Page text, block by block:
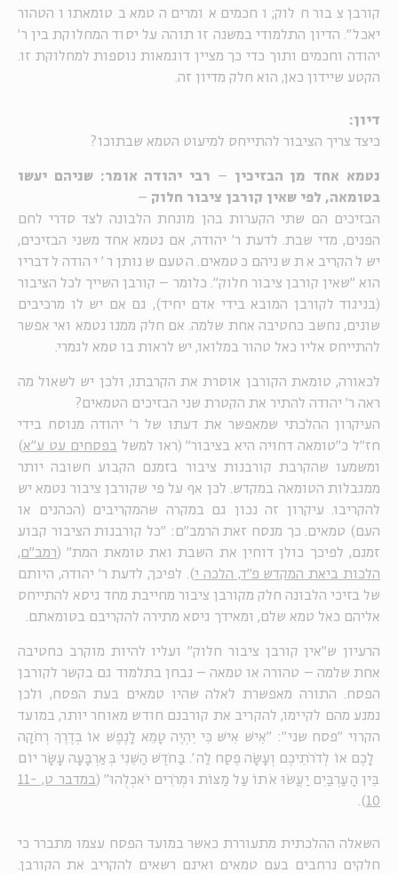
קורבן צבור חלוק; וחכמים אומרים הטמא בטומאתו והטהור
יאכל". הדיון התלמודי במשנה זו תוהה על יסוד המחלוקת בין ר'
יהודה וחכמים ותוך כדי כך מציין דוגמאות נוספות למחלוקת זו.
הקטע שיידון כאן, הוא חלק מדיון זה.
דיון:
כיצד צריך הציבור להתייחס למיעוט הטמא שבתוכו?
נטמא אחד מן הבזיכין – רבי יהודה אומר: שניהם יעשו
בטומאה, לפי שאין קורבן ציבור חלוק –
הבזיכים הם שתי הקערות בהן מונחת הלבונה לצד סדרי לחם
הפנים, מדי שבת. לדעת ר' יהודה, אם נטמא אחד משני הבזיכים,
יש להקריב את שניהם כטמאים. הטעם שנותן ר' יהודה לדבריו
הוא "שאין קורבן ציבור חלוק". כלומר – קורבן השייך לכל הציבור
(בניגוד לקורבן המובא בידי אדם יחיד), גם אם יש לו מרכיבים
שונים, נחשב כחטיבה אחת שלמה. אם חלק ממנו נטמא ואי אפשר
להתייחס אליו כאל טהור במלואו, יש לראות בו טמא לגמרי.
לכאורה, טומאת הקורבן אוסרת את הקרבתו, ולכן יש לשאול מה
ראה ר' יהודה להתיר את הקטרת שני הבזיכים הטמאים?
העיקרון ההלכתי שמאפשר את דעתו של ר' יהודה מנוסח בידי
חז"ל כ"טומאה דחויה היא בציבור" (ראו למשל בפסחים עט ע"א )
ומשמעו שהקרבת קורבנות ציבור בזמנם הקבוע חשובה יותר
ממגבלות הטומאה במקדש. לכן אף על פי שקורבן ציבור נטמא יש
להקריבו. עיקרון זה נכון גם במקרה שהמקריבים (הכהנים או
העם) טמאים. כך מנסח זאת הרמב"ם: "כל קורבנות הציבור קבוע
זמנם, לפיכך כולן דוחין את השבת ואת טומאת המת" ( רמב"ם,
הלכות ביאת המקדש פ"ד, הלכה י). לפיכך, לדעת ר' יהודה, היותם
של בזיכי הלבונה חלק מקורבן ציבור מחייבת מחד גיסא להתייחס
אליהם כאל טמא שלם, ומאידך גיסא מתירה להקריבם בטומאתם.
הרעיון ש"אין קורבן ציבור חלוק" ועליו להיות מוקרב כחטיבה
אחת שלמה – טהורה או טמאה – נבחן בתלמוד גם בקשר לקורבן
הפסח. התורה מאפשרת לאלה שהיו טמאים בעת הפסח, ולכן
נמנע מהם לקיימו, להקריב את קורבנם חודש מאוחר יותר, במועד
הקרוי "פסח שני": "אִישׁ אִישׁ כִּי יִהְיֶה טָמֵא לָנֶפֶשׁ אוֹ בְדֶרֶךְ רְחֹקָה
לָכֶם אוֹ לְדֹרֹתֵיכֶם וְעָשָׂה פֶסַח לַה'. בַּחֹדֶשׁ הַשֵּׁנִי בְּאַרְבָּעָה עָשָׂר יוֹם
בֵּין הָעַרְבַּיִם יַעֲשׂוּ אֹתוֹ עַל מַצּוֹת וּמְרֹרִים יֹאכְלֻהוּ" (
במדבר ט, 11-
10
).
השאלה ההלכתית מתעוררת כאשר במועד הפסח עצמו מתברר כי
חלקים נרחבים בעם טמאים ואינם רשאים להקריב את הקורבן.